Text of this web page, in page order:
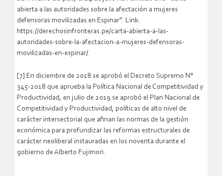
abierta a las autoridades sobre la afectación a mujeres
defensoras movilizadas en Espinar”. Link:
https://derechosinfronteras.pe/carta-abierta-a-las-
autoridades-sobre-la-afectacion-a-mujeres-defensoras-
movilizadas-en-espinar/
[7] En diciembre de 2018 se aprobó el Decreto Supremo N°
345-2018 que aprueba la Política Nacional de Competitividad y
Productividad, en julio de 2019 se aprobó el Plan Nacional de
Competitividad y Productividad, políticas de alto nivel de
carácter intersectorial que afinan las normas de la gestión
económica para profundizar las reformas estructurales de
carácter neoliberal instauradas en los noventa durante el
gobierno de Alberto Fujimori.